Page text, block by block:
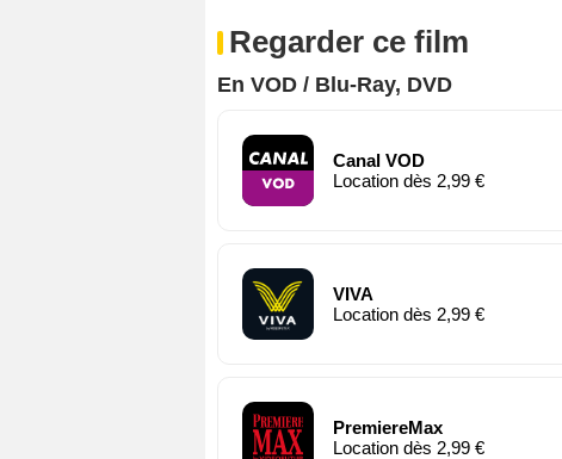
Regarder ce film
En VOD / Blu-Ray, DVD
Canal VOD
Location dès 2,99 €
VIVA
Location dès 2,99 €
PremiereMax
Location dès 2,99 €